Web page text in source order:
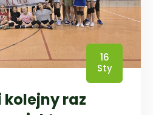
16
Sty
kolejny raz